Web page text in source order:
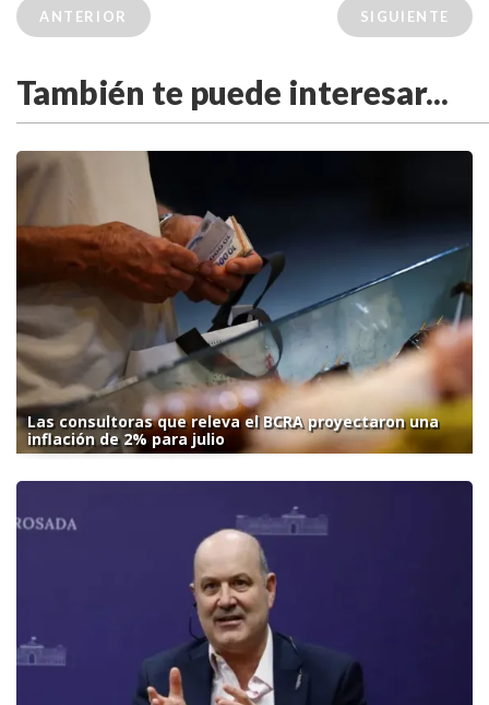
ANTERIOR SIGUIENTE
También te puede interesar...
Las consultoras que releva el BCRA proyectaron una
inflación de 2% para julio